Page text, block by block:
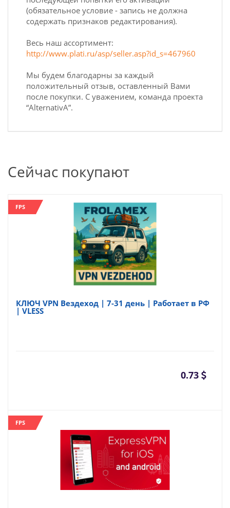
(обязательное условие - запись не должна
содержать признаков редактирования).
Весь наш ассортимент:
http://www.plati.ru/asp/seller.asp?id_s=467960
Мы будем благодарны за каждый
положительный отзыв, оставленный Вами
после покупки. С уважением, команда проекта
“AlternativA”.
Сейчас покупают
FPS
КЛЮЧ VPN Вездеход | 7-31 день | Работает в РФ
| VLESS
0.73
FPS